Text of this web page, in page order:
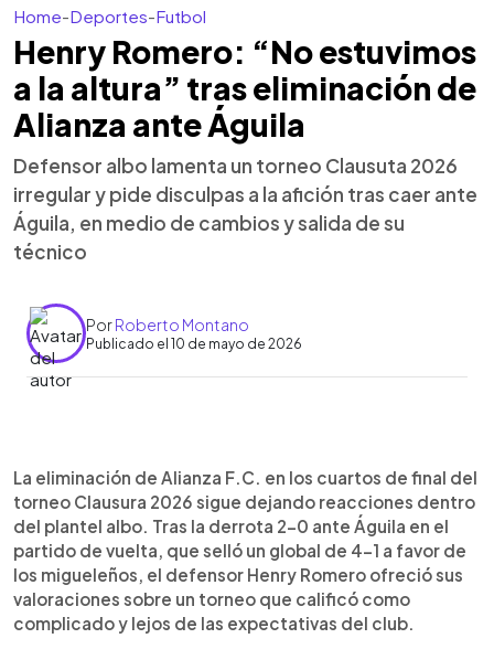
Home-Deportes-Futbol
Henry Romero: “No estuvimos
a la altura” tras eliminación de
Alianza ante Águila
Defensor albo lamenta un torneo Clausuta 2026
irregular y pide disculpas a la afición tras caer ante
Águila, en medio de cambios y salida de su
técnico
PorRoberto Montano
Publicado el 10 de mayo de 2026
► Escuchar artículo
Henry Romero reaccionó a la eliminación de
Alianza en cuartos de final del Clausura 2026 tras
caer 2-0 ante Águila (4-1 global). El defensor
reconoció que el equipo no estuvo a la altura y
calificó la temporada como difícil, marcada por
altibajos. También pidió disculpas a la afición por
no cumplir el objetivo de llegar a la final. Romero
destacó el esfuerzo del grupo y aseguró que el
La eliminación de Alianza F.C. en los cuartos de final del
torneo Clausura 2026 sigue dejando reacciones dentro
del plantel albo. Tras la derrota 2-0 ante Águila en el
partido de vuelta, que selló un global de 4-1 a favor de
los migueleños, el defensor Henry Romero ofreció sus
valoraciones sobre un torneo que calificó como
complicado y lejos de las expectativas del club.